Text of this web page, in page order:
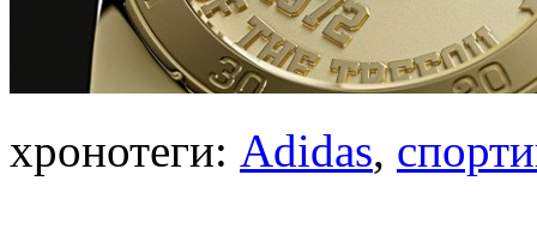
хронотеги: Adidas,